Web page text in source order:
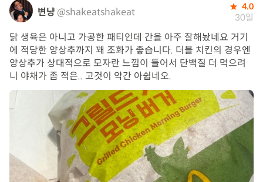
변냥@shakeatshakeat 4.0
30일
닭 생육은 아니고 가공한 패티인데 간을 아주 잘해놨네요 거기
에 적당한 양상추까지 꽤 조화가 좋습니다. 더블 치킨의 경우엔
양상추가 상대적으로 모자란 느낌이 들어서 단백질 더 먹으려
니 야채가 좀 적은.. 고것이 약간 아쉽네오.